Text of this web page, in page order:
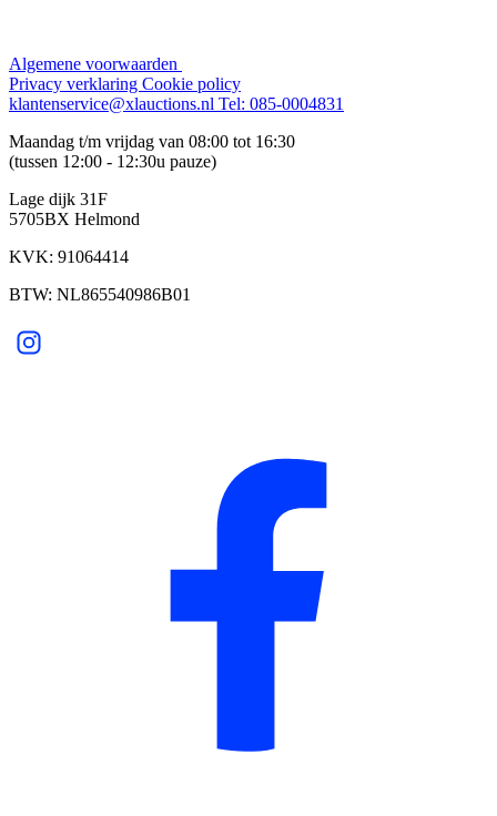
Algemene voorwaarden
Privacy verklaring Cookie policy
klantenservice@xlauctions.nl Tel: 085-0004831
Maandag t/m vrijdag van 08:00 tot 16:30
(tussen 12:00 - 12:30u pauze)
Lage dijk 31F
5705BX Helmond
KVK: 91064414
BTW: NL865540986B01